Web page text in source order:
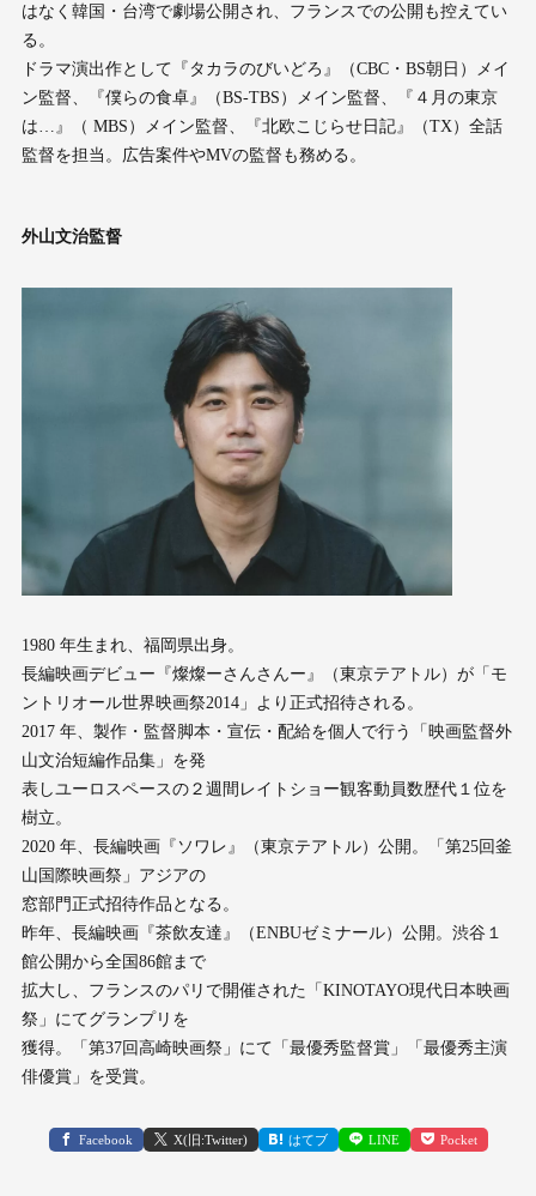
はなく韓国・台湾で劇場公開され、フランスでの公開も控えてい
る。
ドラマ演出作として『タカラのびいどろ』（CBC・BS朝⽇）メイ
ン監督、『僕らの⾷卓』（BS-TBS）メイン監督、『４⽉の東京
は…』（ MBS）メイン監督、『北欧こじらせ⽇記』（TX）全話
監督を担当。広告案件やMVの監督も務める。
外⼭⽂治監督
1980 年⽣まれ、福岡県出⾝。
⻑編映画デビュー『燦燦ーさんさんー』（東京テアトル）が「モ
ントリオール世界映画祭2014」より正式招待される。
2017 年、製作・監督脚本・宣伝・配給を個⼈で⾏う「映画監督外
⼭⽂治短編作品集」を発
表しユーロスペースの２週間レイトショー観客動員数歴代１位を
樹⽴。
2020 年、⻑編映画『ソワレ』（東京テアトル）公開。「第25回釜
⼭国際映画祭」アジアの
窓部⾨正式招待作品となる。
昨年、⻑編映画『茶飲友達』（ENBUゼミナール）公開。渋⾕１
館公開から全国86館まで
拡⼤し、フランスのパリで開催された「KINOTAYO現代⽇本映画
祭」にてグランプリを
獲得。「第37回⾼崎映画祭」にて「最優秀監督賞」「最優秀主演
俳優賞」を受賞。
Facebook X(旧:Twitter) はてブ LINE Pocket